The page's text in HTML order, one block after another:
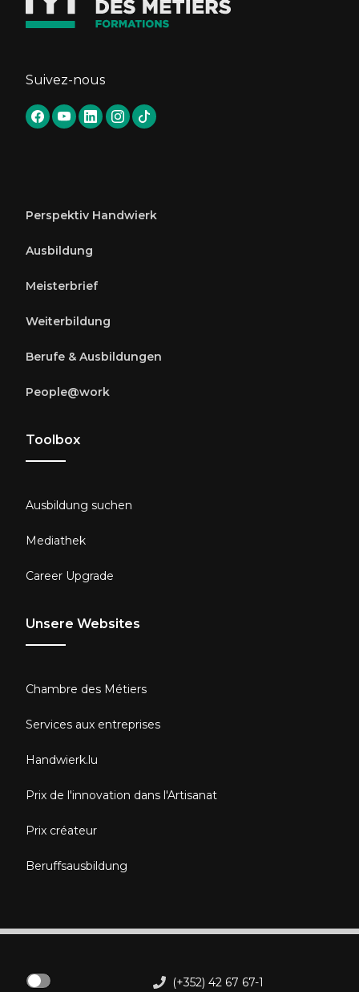
Suivez-nous
Perspektiv Handwierk
Ausbildung
Meisterbrief
Weiterbildung
Berufe & Ausbildungen
People@work
Toolbox
Ausbildung suchen
Mediathek
Career Upgrade
Unsere Websites
Chambre des Métiers
Services aux entreprises
Handwierk.lu
Prix de l'innovation dans l'Artisanat
Prix créateur
Beruffsausbildung
(+352) 42 67 67-1